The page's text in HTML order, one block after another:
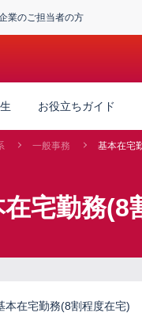
業のご担当者の方
お役立ちガイド
一般事務 基本在宅
在宅勤務
本在宅勤務(8割程度在宅)